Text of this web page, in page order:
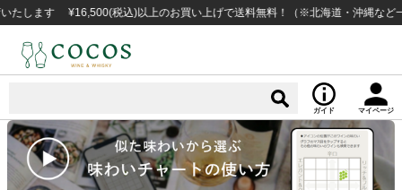
す ¥16,500(税込)以上のお買い上げで送料無料！（※北海道・沖縄など一部例
ガイド マイページ